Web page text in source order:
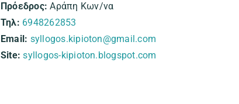
Πρόεδρος: Αράπη Κων/να
Τηλ: 6948262853
Email: syllogos.kipioton@gmail.com
Site: syllogos-kipioton.blogspot.com